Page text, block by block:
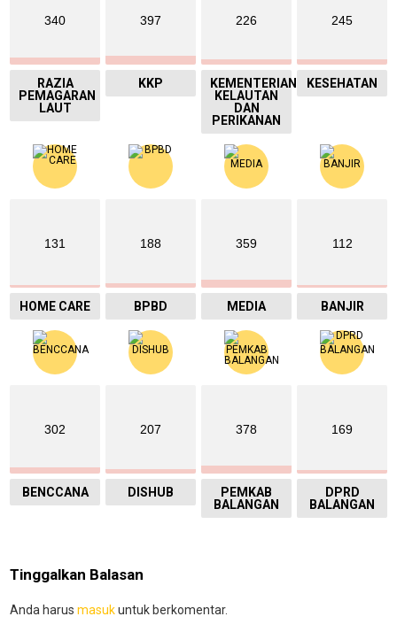
340
RAZIA
PEMAGARAN
LAUT
397
KKP
226
KEMENTERIAN
KELAUTAN
DAN
PERIKANAN
245
KESEHATAN
131
HOME CARE
188
BPBD
359
MEDIA
112
BANJIR
302
BENCCANA
207
DISHUB
378
PEMKAB
BALANGAN
169
DPRD
BALANGAN
Tinggalkan Balasan
Anda harus masukuntuk berkomentar.